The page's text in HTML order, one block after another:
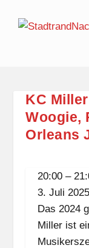
KC
Woogie,
Orleans
KC
Miller
Trio
Blues,
20:00 –
3. Juli 2025
Das 2024
Miller ist